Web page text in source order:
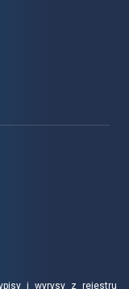
i wyrysy z rejestru